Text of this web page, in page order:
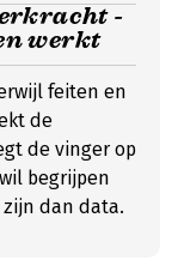
-
werkt
feiten en
de
de vinger op
begrijpen
dan data.